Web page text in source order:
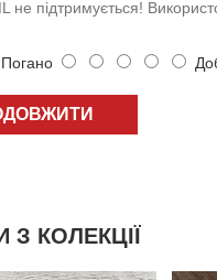
не підтримується!
З КОЛЕКЦІЇ